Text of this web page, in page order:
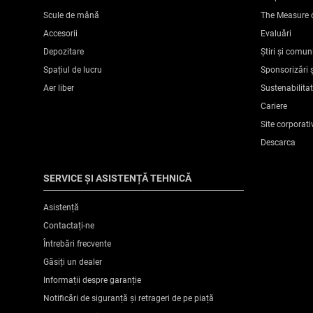
Number Of Pieces
Ambalare
Greutate produs [Kg]
Lățime produs [mm]
Scule de mână
Accesorii
Depozitare
Spațiul de lucru
Aer liber
The Measure
Evaluări
Știri și
Sponsorizări
Cariere
Site
Descarca
SERVICE ȘI ASISTENȚĂ TEHNICĂ
Asistență
Contactați-ne
Întrebări frecvente
Găsiți un dealer
Informații despre garanție
Notificări de siguranță și retrageri de pe piață